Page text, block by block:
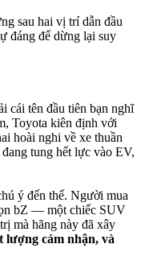
sau hai vị trí dẫn đầu
đáng để dừng lại suy
cái tên đầu tiên bạn nghĩ
Toyota kiên định với
hoài nghi về xe thuần
tung hết lực vào EV,
ý đến thế. Người mua
bZ — một chiếc SUV
mà hãng này đã xây
lượng cảm nhận, và